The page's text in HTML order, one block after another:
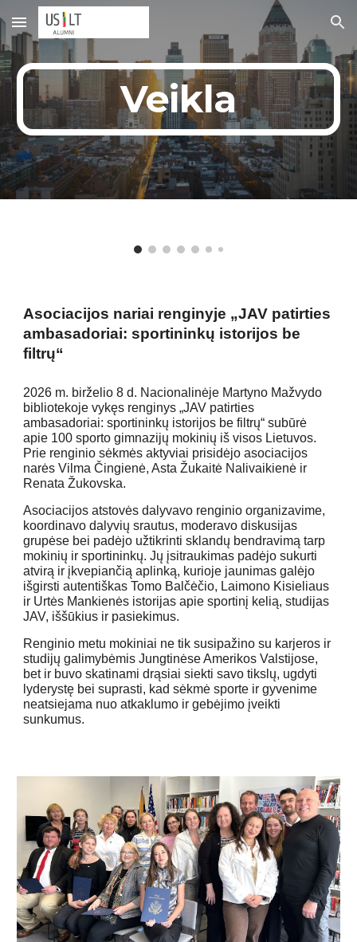
Skip to main content Skip to navigation
Veikla
Asociacijos nariai renginyje „JAV patirties
ambasadoriai: sportininkų istorijos be
filtrų“
2026 m. birželio 8 d. Nacionalinėje Martyno Mažvydo
bibliotekoje vykęs renginys „JAV patirties
ambasadoriai: sportininkų istorijos be filtrų“ subūrė
apie 100 sporto gimnazijų mokinių iš visos Lietuvos.
Prie renginio sėkmės aktyviai prisidėjo asociacijos
narės Vilma Čingienė, Asta Žukaitė Nalivaikienė ir
Renata Žukovska.
Asociacijos atstovės dalyvavo renginio organizavime,
koordinavo dalyvių srautus, moderavo diskusijas
grupėse bei padėjo užtikrinti sklandų bendravimą tarp
mokinių ir sportininkų. Jų įsitraukimas padėjo sukurti
atvirą ir įkvepiančią aplinką, kurioje jaunimas galėjo
išgirsti autentiškas Tomo Balčėčio, Laimono Kisieliaus
ir Urtės Mankienės istorijas apie sportinį kelią, studijas
JAV, iššūkius ir pasiekimus.
Renginio metu mokiniai ne tik susipažino su karjeros ir
studijų galimybėmis Jungtinėse Amerikos Valstijose,
bet ir buvo skatinami drąsiai siekti savo tikslų, ugdyti
lyderystę bei suprasti, kad sėkmė sporte ir gyvenime
neatsiejama nuo atkaklumo ir gebėjimo įveikti
sunkumus.